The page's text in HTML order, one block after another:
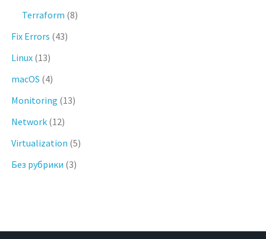
Terraform (8)
Fix Errors (43)
Linux (13)
macOS (4)
Monitoring (13)
Network (12)
Virtualization (5)
Без рубрики (3)